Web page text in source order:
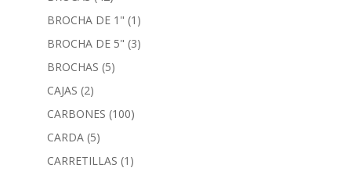
BROCHA DE 1" (1)
BROCHA DE 5" (3)
BROCHAS (5)
CAJAS (2)
CARBONES (100)
CARDA (5)
CARRETILLAS (1)